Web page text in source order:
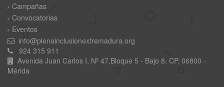
Campañas
Convocatorias
Eventos
info@plenainclusionextremadura.org
924 315 911
Avenida Juan Carlos I, Nº 47,Bloque 5 - Bajo 8. CP. 06800 -
Mérida